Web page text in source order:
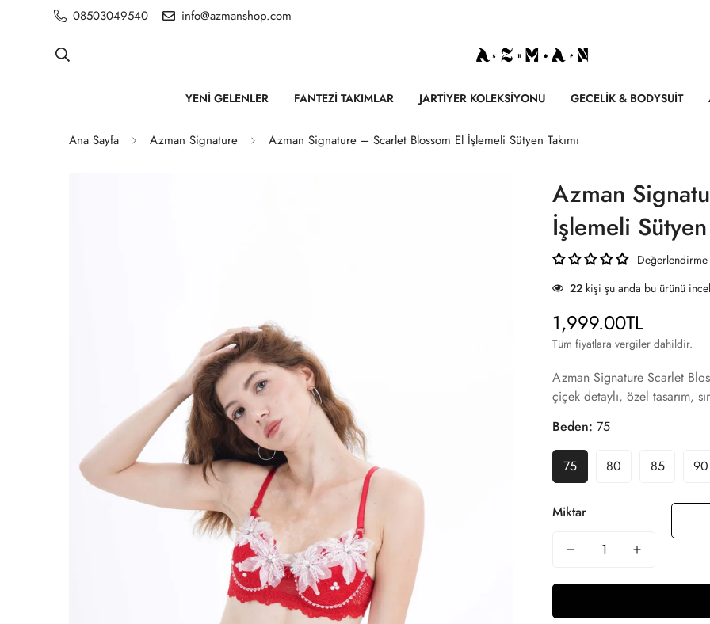
08503049540 info@azmanshop.com
YENI GELENLER FANTEZI TAKIMLAR JARTIYER KOLEKSIYONU GECELIK & BODYSUIT
Ana Sayfa Azman Signature Azman Signature – Scarlet Blossom El İşlemeli Sütyen Takımı
Azman
İşlemeli Sütyen
22 kişi şu anda bu ürünü
Normal
fiyat
1,999.00TL
Tüm fiyatlara vergiler dahildir.
Azman Signature Scarlet
çiçek detaylı, özel tasarım,
Beden: 75
75 80 85 90
Miktar